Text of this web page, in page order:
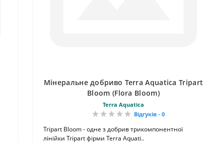
Мінеральне добриво Terra Aquatica Tripart
Bloom (Flora Bloom)
Terra Aquatica
Відгуків - 0
Tripart Bloom - одне з добрив трикомпонентної
лінійки Tripart фірми Terra Aquati..